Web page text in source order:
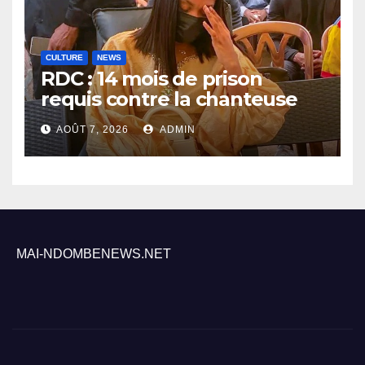
CULTURE NEWS
RDC : 14 mois de prison
requis contre la chanteuse
Rebo Tchulo, la partie civile
réclame 250 000 USD de
dommages et intérêts
AOÛT 7, 2026 ADMIN
MAI-NDOMBENEWS.NET